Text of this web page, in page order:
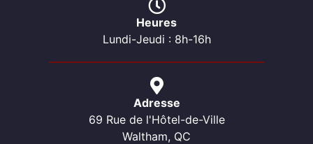
Heures
Lundi-Jeudi : 8h-16h
Adresse
69 Rue de l'Hôtel-de-Ville
Waltham, QC